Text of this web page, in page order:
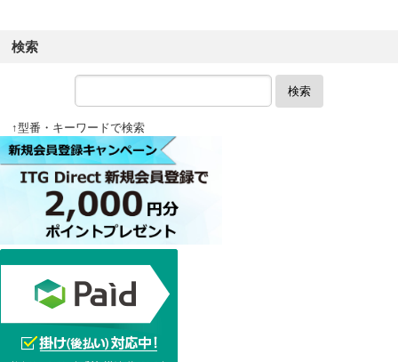
検索
検索
↑型番・キーワードで検索